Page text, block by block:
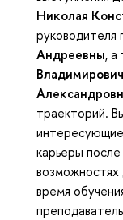
Николая
руководителя
Андреевны, а
траекторий.
карьеры
возможностях
время